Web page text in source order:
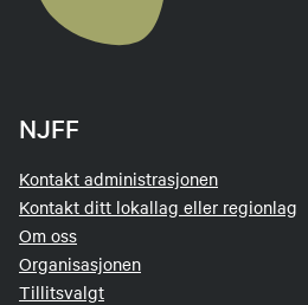
NJFF
Kontakt administrasjonen
Kontakt ditt lokallag eller regionlag
Om oss
Organisasjonen
Tillitsvalgt